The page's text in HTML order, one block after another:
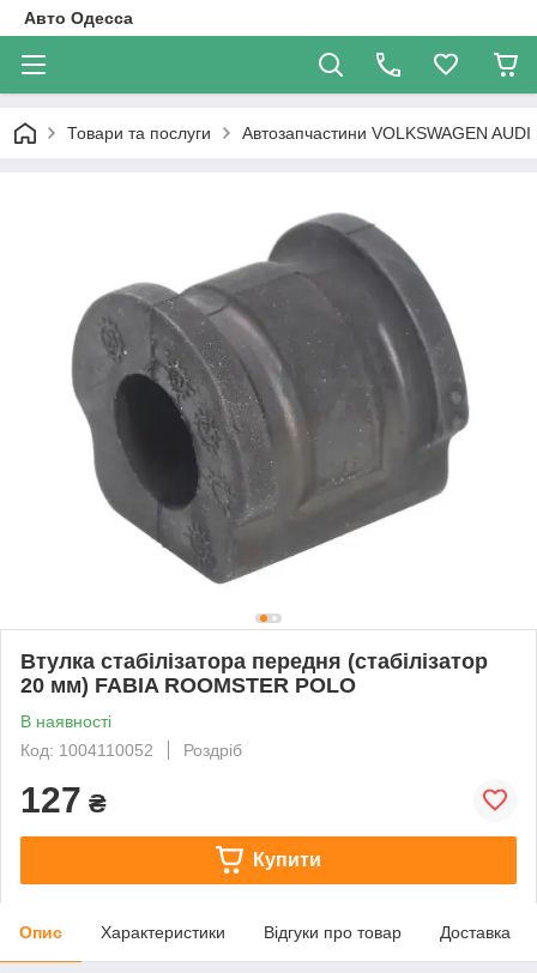
Авто Одесса
Товари та послуги Автозапчастини VOLKSWAGEN AUDI
Втулка стабілізатора передня (стабілізатор
20 мм) FABIA ROOMSTER POLO
В наявності
Код: 1004110052
Роздріб
127 ₴
Купити
Опис Характеристики Відгуки про товар Доставка